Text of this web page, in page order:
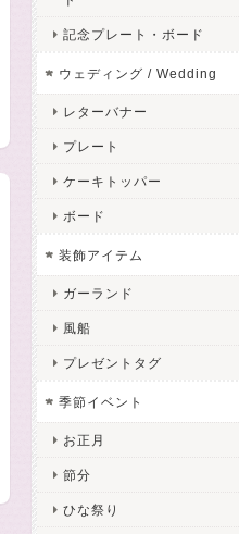
記念プレート・ボード
ウェディング / Wedding
レターバナー
プレート
ケーキトッパー
ボード
装飾アイテム
ガーランド
風船
プレゼントタグ
季節イベント
お正月
節分
ひな祭り